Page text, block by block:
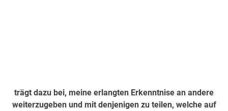
trägt dazu bei, meine erlangten Erkenntnise an andere
weiterzugeben und mit denjenigen zu teilen, welche auf